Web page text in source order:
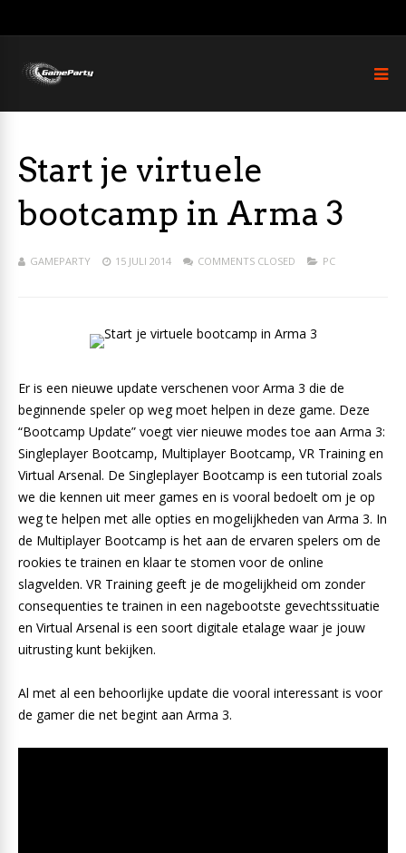
Start je virtuele
bootcamp in Arma 3
GAMEPARTY 15 JULI 2014 COMMENTS CLOSED PC
Er is een nieuwe update verschenen voor Arma 3 die de
beginnende speler op weg moet helpen in deze game. Deze
“Bootcamp Update” voegt vier nieuwe modes toe aan Arma 3:
Singleplayer Bootcamp, Multiplayer Bootcamp, VR Training en
Virtual Arsenal. De Singleplayer Bootcamp is een tutorial zoals
we die kennen uit meer games en is vooral bedoelt om je op
weg te helpen met alle opties en mogelijkheden van Arma 3. In
de Multiplayer Bootcamp is het aan de ervaren spelers om de
rookies te trainen en klaar te stomen voor de online
slagvelden. VR Training geeft je de mogelijkheid om zonder
consequenties te trainen in een nagebootste gevechtssituatie
en Virtual Arsenal is een soort digitale etalage waar je jouw
uitrusting kunt bekijken.
Al met al een behoorlijke update die vooral interessant is voor
de gamer die net begint aan Arma 3.